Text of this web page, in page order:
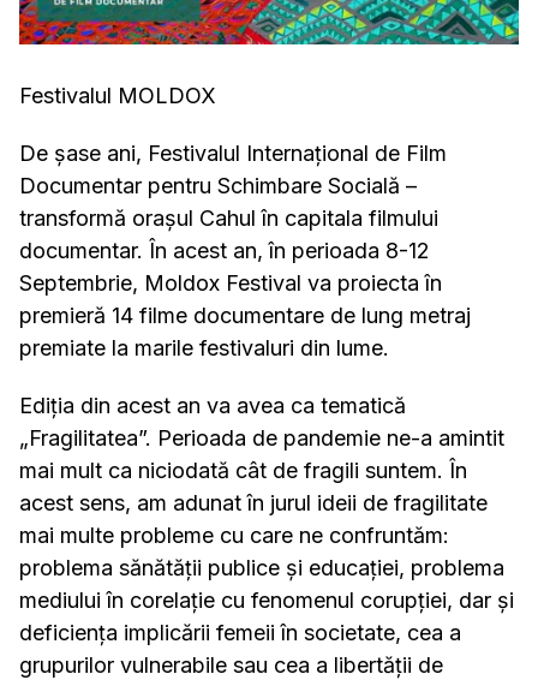
Festivalul MOLDOX
De șase ani, Festivalul Internațional de Film
Documentar pentru Schimbare Socială –
transformă orașul Cahul în capitala filmului
documentar. În acest an, în perioada 8-12
Septembrie, Moldox Festival va proiecta în
premieră 14 filme documentare de lung metraj
premiate la marile festivaluri din lume.
Ediția din acest an va avea ca tematică
„Fragilitatea”. Perioada de pandemie ne-a amintit
mai mult ca niciodată cât de fragili suntem. În
acest sens, am adunat în jurul ideii de fragilitate
mai multe probleme cu care ne confruntăm:
problema sănătății publice și educației, problema
mediului în corelație cu fenomenul corupției, dar și
deficiența implicării femeii în societate, cea a
grupurilor vulnerabile sau cea a libertății de